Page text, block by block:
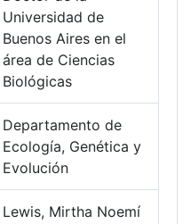
Universidad de
Buenos Aires en el
área de Ciencias
Biológicas
Departamento de
Ecología, Genética y
Evolución
Lewis, Mirtha Noemí